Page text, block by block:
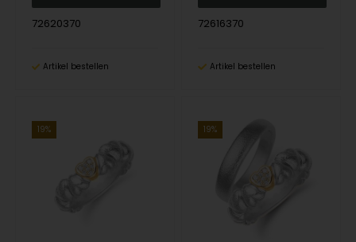
72620370
Artikel bestellen
72616370
Artikel bestellen
19% 19%